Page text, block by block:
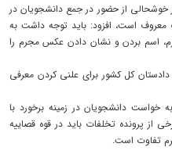
خوشحالی از حضور در جمع دانشجویان در
است، افزود: باید توجه داشت به
اسم بردن و نشان دادن عکس مجرم را
دادستان کل کشور برای علنی کردن معرفی
خواست دانشجویان در زمینه برخورد با
از پرونده تخلفات باید در قوه قصاییه
تفاوت است‌.